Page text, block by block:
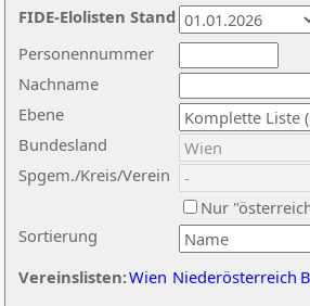
Nachname
Ebene
Sortierung
Personennummer
Bundesland
Spgem./Kreis/Verein
Nur
Vereinslisten:Wien Niederösterreich
FIDE-Elolisten Stand